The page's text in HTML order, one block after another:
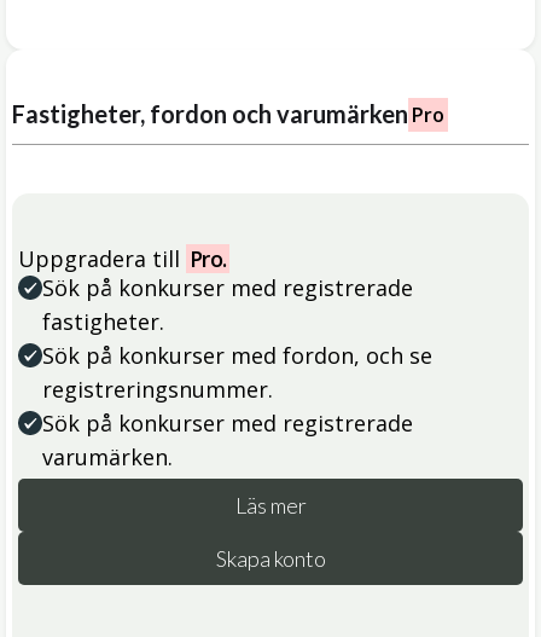
Fastigheter, fordon och varumärken Pro
Uppgradera till Pro.
Sök på konkurser med registrerade
fastigheter.
Sök på konkurser med fordon, och se
registreringsnummer.
Sök på konkurser med registrerade
varumärken.
Läs mer
Skapa konto